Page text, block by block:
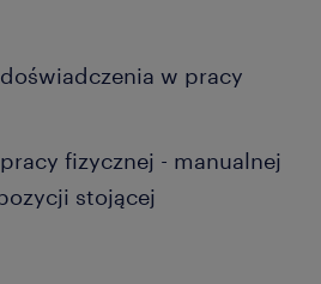
w pracy
fizycznej - manualnej
stojącej